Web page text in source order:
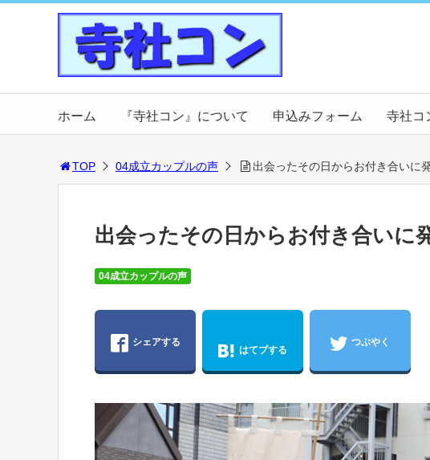
ホーム 『寺社コン』について 申込みフォーム 寺社コ
TOP 04成立カップルの声 出会ったその日からお付き合いに
出会ったその日からお付き合いに
04成立カップルの声
シェアする
はてブする
つぶやく